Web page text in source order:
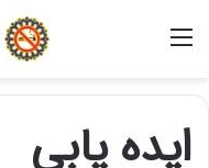
ایده یابی